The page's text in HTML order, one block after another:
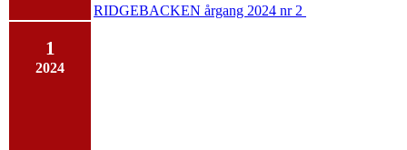
RIDGEBACKEN årgang 2024 nr 2
1
2024